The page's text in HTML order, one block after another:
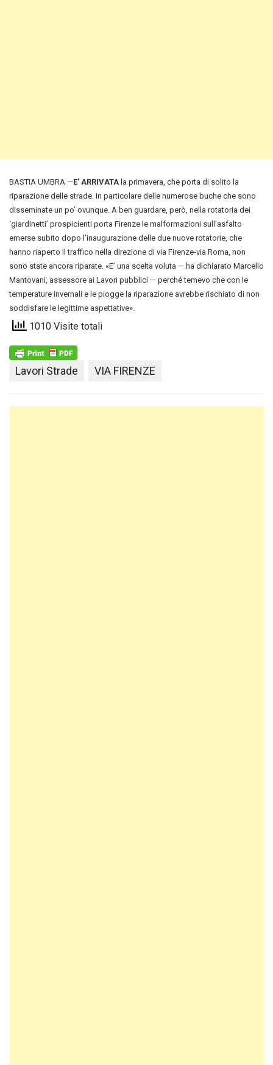
BASTIA UMBRA —E’ ARRIVATA la primavera, che porta di solito la
riparazione delle strade. In particolare delle numerose buche che sono
disseminate un po’ ovunque. A ben guardare, però, nella rotatoria dei
‘giardinetti’ prospicienti porta Firenze le malformazioni sull’asfalto
emerse subito dopo l’inaugurazione delle due nuove rotatorie, che
hanno riaperto il traffico nella direzione di via Firenze-via Roma, non
sono state ancora riparate. «E’ una scelta voluta — ha dichiarato Marcello
Mantovani, assessore ai Lavori pubblici — perché temevo che con le
temperature invernali e le piogge la riparazione avrebbe rischiato di non
soddisfare le legittime aspettative».
1010 Visite totali
Lavori Strade VIA FIRENZE